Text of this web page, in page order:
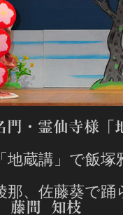
門・霊仙寺様「
地蔵講」で飯
那、佐藤葵で
藤間 知枝